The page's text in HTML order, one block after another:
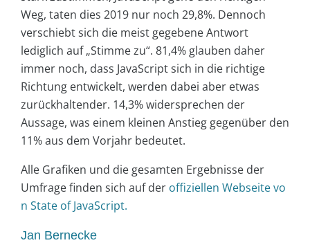
Weg, taten dies 2019 nur noch 29,8%. Dennoch
verschiebt sich die meist gegebene Antwort
lediglich auf „Stimme zu“. 81,4% glauben daher
immer noch, dass JavaScript sich in die richtige
Richtung entwickelt, werden dabei aber etwas
zurückhaltender. 14,3% widersprechen der
Aussage, was einem kleinen Anstieg gegenüber den
11% aus dem Vorjahr bedeutet.
Alle Grafiken und die gesamten Ergebnisse der
Umfrage finden sich auf der offiziellen Webseite vo
n State of JavaScript.
Jan Bernecke